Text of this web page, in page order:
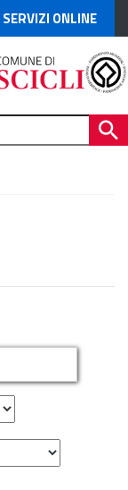
SERVIZI ONLINE